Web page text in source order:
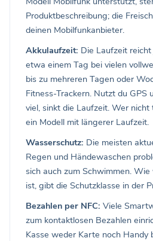
Produktbeschreibung; die
deinen Mobilfunkanbieter.
Akkulaufzeit: Die Laufzeit
etwa einem Tag bei vielen
bis zu mehreren Tagen oder
Fitness-Trackern. Nutzt du
viel, sinkt die Laufzeit. Wer
ein Modell mit längerer Laufzeit.
Wasserschutz: Die meisten
Regen und Händewaschen
sich auch zum Schwimmen.
ist, gibt die Schutzklasse in der
Bezahlen per NFC: Viele
zum kontaktlosen Bezahlen
Kasse weder Karte noch Handy